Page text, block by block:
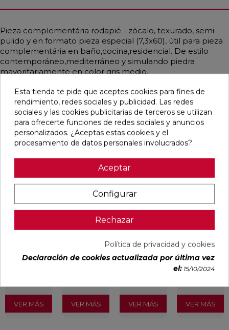
Pieza complementária rodapié - zócalo, texurado, semi-
pulido y en formato pieza especial (7,3x60), útil para pieza
complementária en baño,cocina,residencial. De estilo
contemporáneo,mediterráneo y simulando piedra
mayoritariamente en color gris medio.
Pensamos que te puede interesar
BODO
SLIPSTOP
RECTIFICADO
Ref:
Alaplana
29,65 €
favorite
VER MÁS
WHITE MATE
31,6X100
RECTIFICADO
Ref:
Colorker
35,36 €
favorite
VER MÁS
KAWAII GREY
MATE
31,6X100
Ref:
Colorker
34,49 €
favorite
VER MÁS
WALL WHITE
NATURAL
Ref:
TAU
PVP
30,13 €
/m²
VER MÁS
Esta tienda te pide que aceptes cookies para fines de
rendimiento, redes sociales y publicidad. Las redes
sociales y las cookies publicitarias de terceros se utilizan
para ofrecerte funciones de redes sociales y anuncios
personalizados. ¿Aceptas estas cookies y el
procesamiento de datos personales involucrados?
Aceptar
Configurar
Rechazar
Política de privacidad y cookies
Declaración de cookies actualizada por última vez
el: 15/10/2024